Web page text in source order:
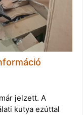
jelzett. A
kutya ezúttal